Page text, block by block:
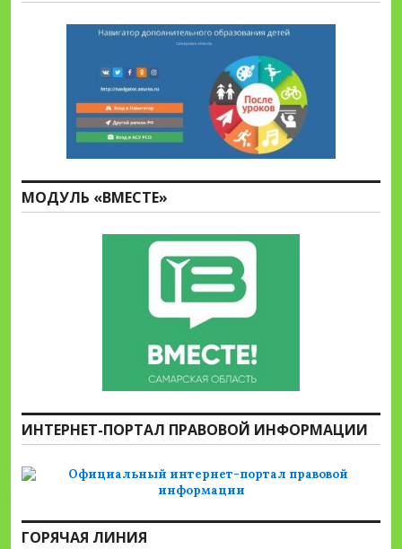
МОДУЛЬ «ВМЕСТЕ»
ИНТЕРНЕТ-ПОРТАЛ ПРАВОВОЙ ИНФОРМАЦИИ
ГОРЯЧАЯ ЛИНИЯ